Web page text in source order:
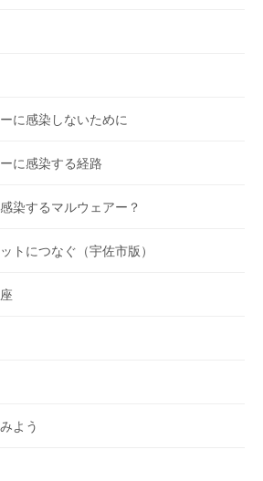
に感染しないために
に感染する経路
染するマルウェアー？
トにつなぐ（宇佐市版）
よう